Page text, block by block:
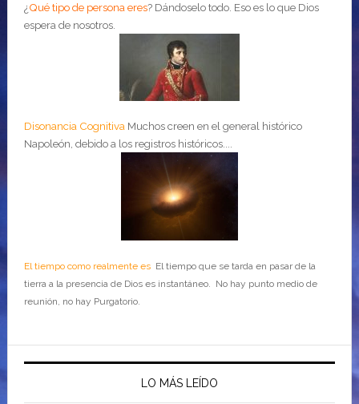
¿Qué tipo de persona eres? Dándoselo todo. Eso es lo que Dios
espera de nosotros.
Disonancia Cognitiva Muchos creen en el general histórico
Napoleón, debido a los registros históricos....
El tiempo como realmente esEl tiempo que se tarda en pasar de la
tierra a la presencia de Dios es instantáneo. No hay punto medio de
reunión, no hay Purgatorio.
LO MÁS LEÍDO